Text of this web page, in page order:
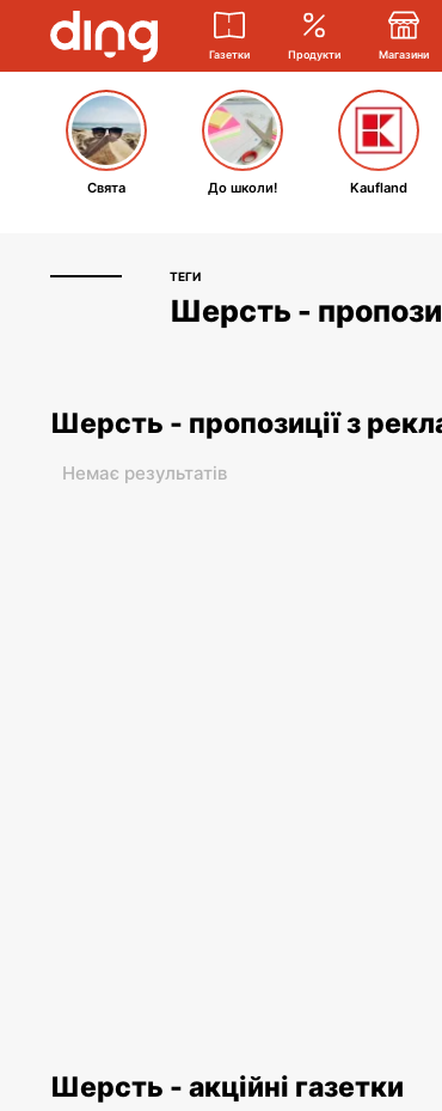
Газетки Продукти Магазини
Свята До школи! Kaufland
ТЕГИ
Шерсть -
Шерсть - пропозиції з
Немає результатів
Шерсть - акційні газетки